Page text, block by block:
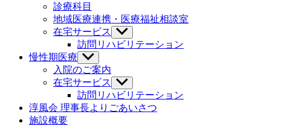
ニ
ュ
を
診療科目
地域医療連携・医療福祉相談室
在宅サービス
サ
ブ
ュ
ー
を
表
訪問リハビリテーション
慢性期医療 サ
ブ
ニ
ュ
ー
入院のご案内
在宅サービス
サ
ブ
メ
訪問リハビリテーション
淳風会 理事長よりごあいさつ
施設概要